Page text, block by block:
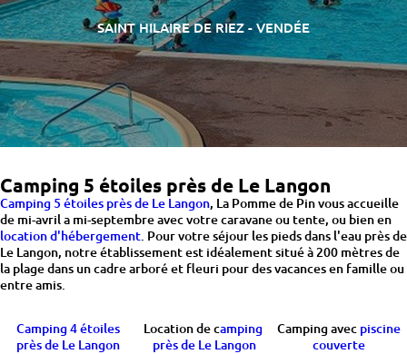
SAINT HILAIRE DE RIEZ - VENDÉE
Camping 5 étoiles près de Le Langon
Camping 5 étoiles près de Le Langon, La Pomme de Pin vous accueille
de mi-avril a mi-septembre avec votre caravane ou tente, ou bien en
location d'hébergement. Pour votre séjour les pieds dans l'eau près de
Le Langon, notre établissement est idéalement situé à 200 mètres de
la plage dans un cadre arboré et fleuri pour des vacances en famille ou
entre amis.
Camping 4 étoiles
près de Le Langon
Location de camping
près de Le Langon
Camping avec piscine
couverte